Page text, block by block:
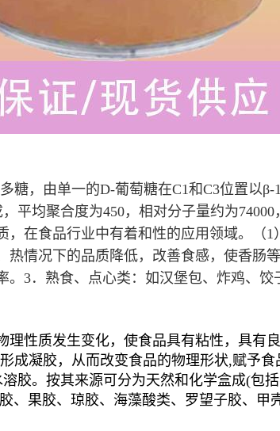
糖，由单一的D-葡萄糖在C1和C3位置以
平均聚合度为450，相对分子量约为74000
在食品行业中有着和性的应用领域。
（
情况下的品质降低，改善食感，使香肠等
3．熟食、点心类：如汉堡包、炸鸡、
性质发生变化，使食品具有粘性，具有
成凝胶，从而改变食品的物理形状,赋予
胶。按其来源可分为天然和化学盒成(包
、果胶、琼胶、海藻酸类、罗望子胶、